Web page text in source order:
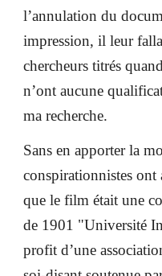
l’annulation du
impression, il leur
chercheurs titrés
n’ont aucune
ma recherche.
Sans en apporter la
conspirationnistes
que le film était une
de 1901 "Université
profit d’une